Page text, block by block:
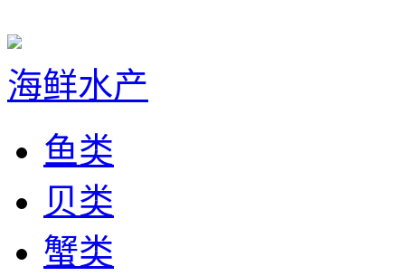
海鲜水产
鱼类
贝类
蟹类